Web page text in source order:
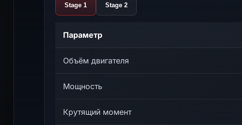
Stage 1 Stage 2
Параметр
Объём двигателя
Мощность
Крутящий момент